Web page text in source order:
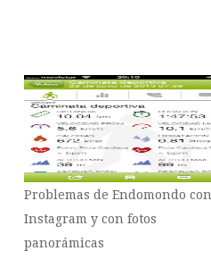
Problemas de Endomondo con
Instagram y con fotos
panorámicas